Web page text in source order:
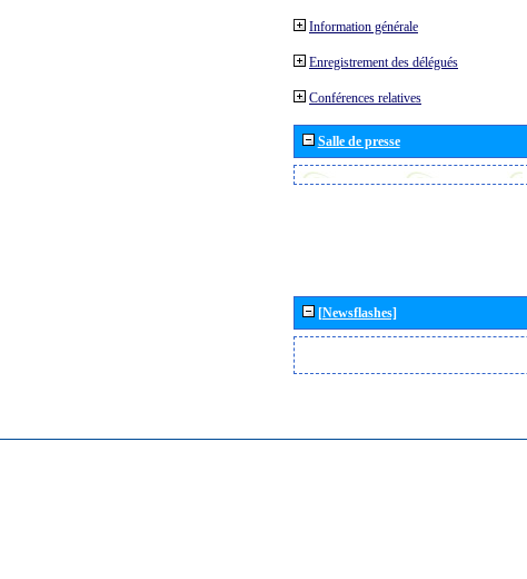
Information générale
Enregistrement des délégués
Conférences relatives
Salle de presse
[Newsflashes]